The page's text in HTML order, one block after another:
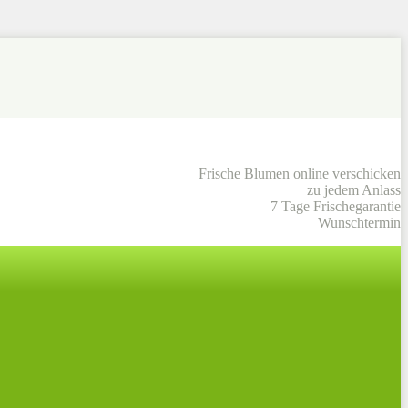
Frische Blumen online verschicken
zu jedem Anlass
7 Tage Frischegarantie
Wunschtermin